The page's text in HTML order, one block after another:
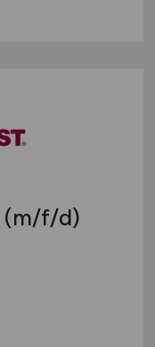
(m/f/d)